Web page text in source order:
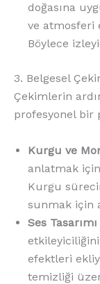
doğasına
ve atmosferi
Böylece
3. Belgesel
Çekimlerin
profesyonel bir
Kurgu ve
anlatmak
Kurgu
sunmak için
Ses
efektleri
temizliği